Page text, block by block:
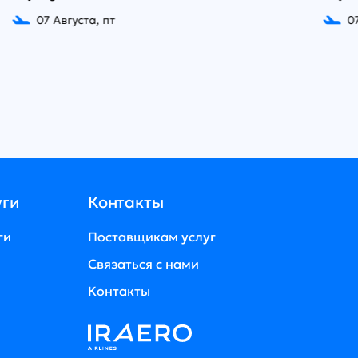
пт 07 Августа, пт
Контакты
Поставщикам услуг
Связаться с нами
Контакты